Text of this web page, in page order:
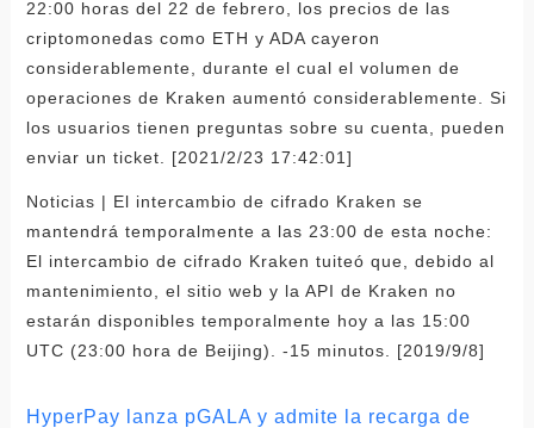
22:00 horas del 22 de febrero, los precios de las
criptomonedas como ETH y ADA cayeron
considerablemente, durante el cual el volumen de
operaciones de Kraken aumentó considerablemente. Si
los usuarios tienen preguntas sobre su cuenta, pueden
enviar un ticket. [2021/2/23 17:42:01]
Noticias | El intercambio de cifrado Kraken se
mantendrá temporalmente a las 23:00 de esta noche:
El intercambio de cifrado Kraken tuiteó que, debido al
mantenimiento, el sitio web y la API de Kraken no
estarán disponibles temporalmente hoy a las 15:00
UTC (23:00 hora de Beijing). -15 minutos. [2019/9/8]
HyperPay lanza pGALA y admite la recarga de